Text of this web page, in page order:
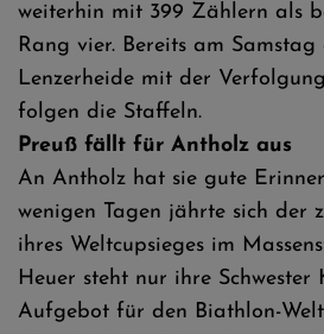
weiterhin mit 399 Zählern als
Rang vier. Bereits am Samstag
Lenzerheide mit der
folgen die Staffeln.
Preuß fällt für Antholz aus
An Antholz hat sie gute
wenigen Tagen jährte sich der
ihres Weltcupsieges im
Heuer steht nur ihre
Aufgebot für den Biathlon-